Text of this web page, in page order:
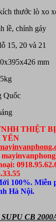
thước lò xo
chỉnh gáy
20 và 21
mm
THIỆT
YẾN
100%. Miễn
Hà Nội.
CB